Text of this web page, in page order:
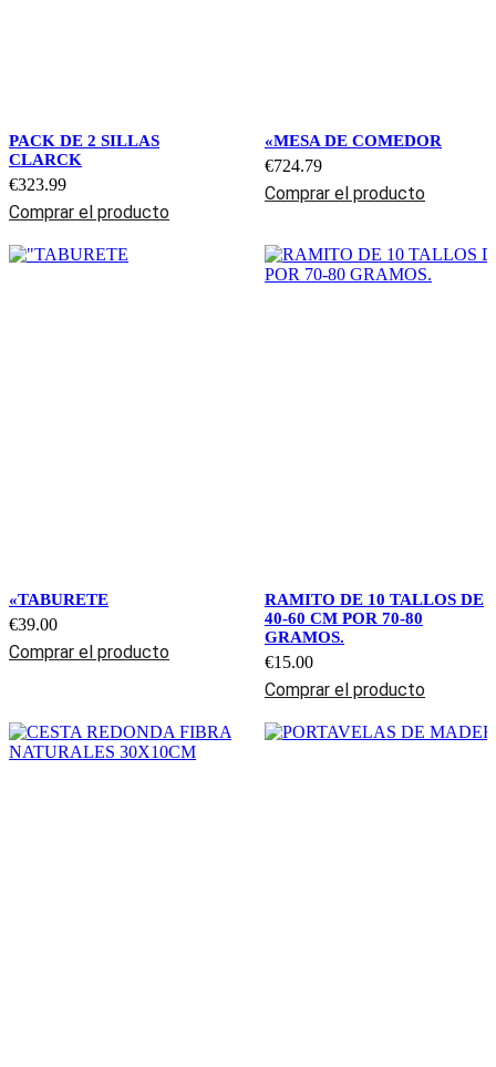
PACK DE 2 SILLAS
CLARCK
€323.99
Comprar el producto
«MESA DE COMEDOR
€724.79
Comprar el producto
«TABURETE
€39.00
Comprar el producto
RAMITO DE 10 TALLOS DE
40-60 CM POR 70-80
GRAMOS.
€15.00
Comprar el producto